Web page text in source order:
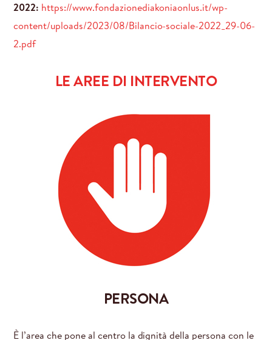
2022: https://www.fondazionediakoniaonlus.it/wp-
content/uploads/2023/08/Bilancio-sociale-2022_29-06-
2.pdf
LE AREE DI INTERVENTO
PERSONA
È l’area che pone al centro la dignità della persona con le